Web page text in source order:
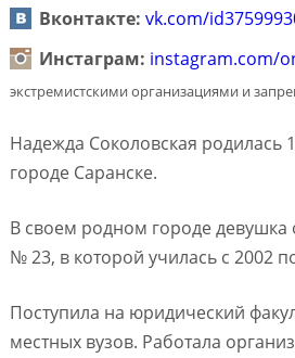
Вконтакте: vk.com/
Инстаграм: instagram.com/
экстремистскими организациями и
Надежда Соколовская родилась
городе Саранске.
В своем родном городе
№ 23, в которой училась с 2002
Поступила на юридический
местных вузов. Работала